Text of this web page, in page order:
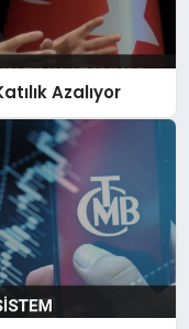
Azalıyor